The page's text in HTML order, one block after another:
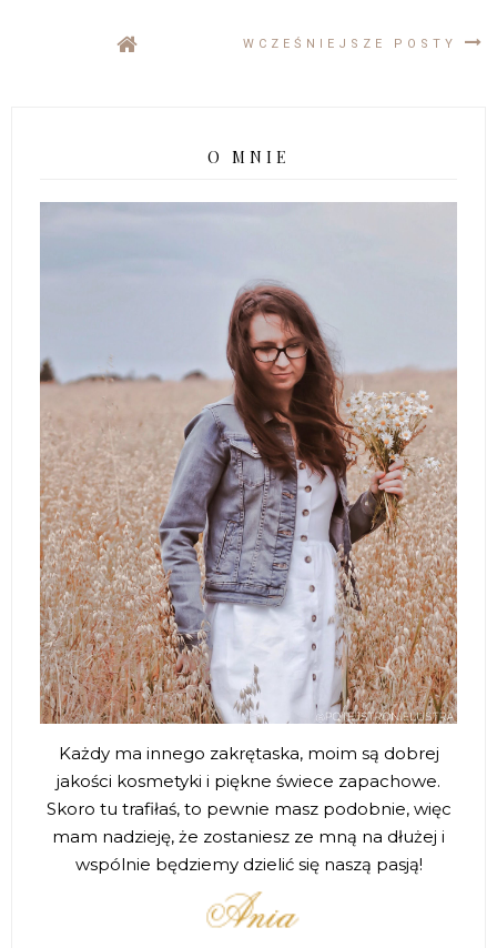
WCZEŚNIEJSZE POSTY
O MNIE
Każdy ma innego zakrętaska, moim są dobrej
jakości kosmetyki i piękne świece zapachowe.
Skoro tu trafiłaś, to pewnie masz podobnie, więc
mam nadzieję, że zostaniesz ze mną na dłużej i
wspólnie będziemy dzielić się naszą pasją!